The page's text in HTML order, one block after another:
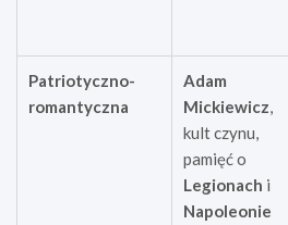
Patriotyczno-
romantyczna
Adam
Mickiewicz,
kult czynu,
pamięć o
Legionach i
Napoleonie